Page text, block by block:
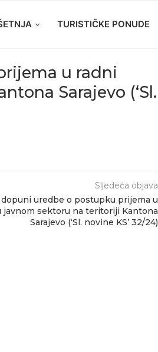
TURISTIČKE PONUDE
u radni
Sarajevo (‘Sl.
Sljedeća objava
dopuni uredbe o postupku prijema u
javnom sektoru na teritoriji Kantona
Sarajevo (‘Sl. novine KS’ 32/24)